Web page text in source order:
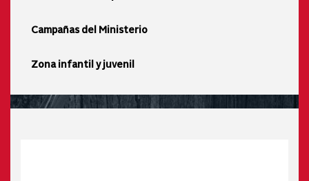
Campañas del Ministerio
Zona infantil y juvenil